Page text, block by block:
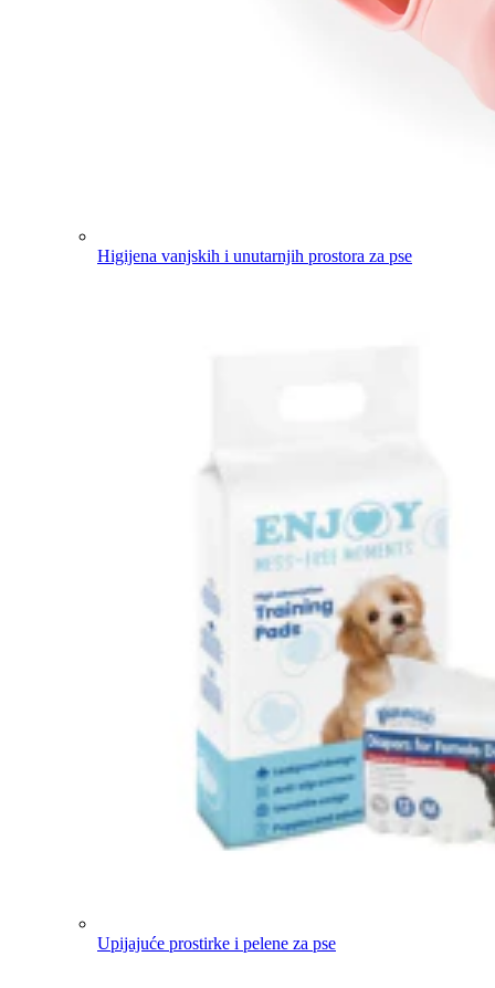
Higijena vanjskih i unutarnjih prostora za pse
Upijajuće prostirke i pelene za pse